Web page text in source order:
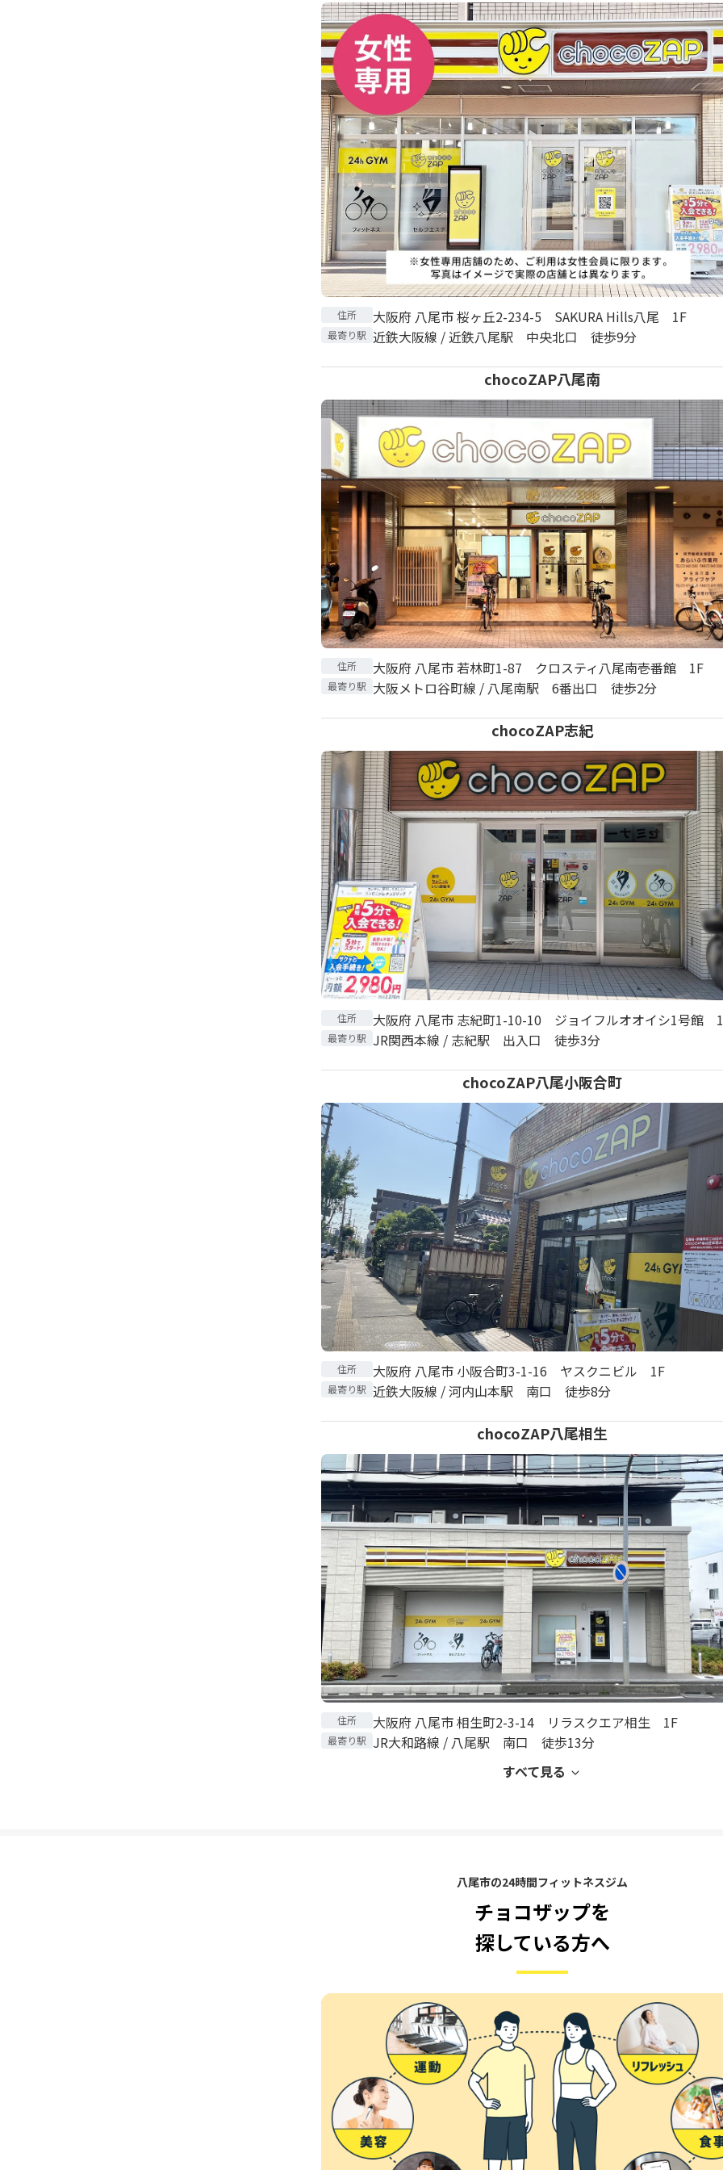
住所 大阪府 八尾市 桜ヶ丘2-234-5 SAKURA Hills八尾 1F
最寄り駅 近鉄大阪線 / 近鉄八尾駅 中央北口 徒歩9分
chocoZAP八尾南
住所 大阪府 八尾市 若林町1-87 クロスティ八尾南壱番館 1F
最寄り駅 大阪メトロ谷町線 / 八尾南駅 6番出口 徒歩2分
chocoZAP志紀
住所 大阪府 八尾市 志紀町1-10-10 ジョイフルオオイシ1号館
最寄り駅 JR関西本線 / 志紀駅 出入口 徒歩3分
chocoZAP八尾小阪合町
住所 大阪府 八尾市 小阪合町3-1-16 ヤスクニビル 1F
最寄り駅 近鉄大阪線 / 河内山本駅 南口 徒歩8分
chocoZAP八尾相生
住所 大阪府 八尾市 相生町2-3-14 リラスクエア相生 1F
最寄り駅 JR大和路線 / 八尾駅 南口 徒歩13分
すべて見る
八尾市の24時間フィットネスジム
チョコザップを
探している方へ